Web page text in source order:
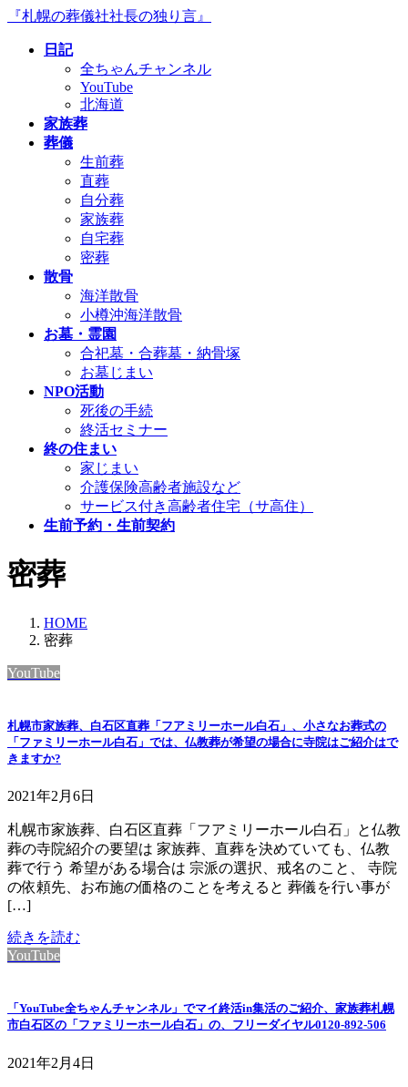
コ
ナ
『札幌の葬儀社社長の独り言』
日記
全ちゃんチャンネル
YouTube
北海道
家族葬
葬儀
生前葬
直葬
自分葬
家族葬
自宅葬
密葬
散骨
海洋散骨
小樽沖海洋散骨
お墓・霊園
合祀墓・合葬墓・納骨塚
お墓じまい
NPO活動
死後の手続
終活セミナー
終の住まい
家じまい
介護保険高齢者施設など
サービス付き高齢者住宅（サ高住）
生前予約・生前契約
密葬
HOME
密葬
YouTube
札幌市家族葬、白石区直葬「フアミリーホール白石」、小さなお葬式の
「ファミリーホール白石」では、仏教葬が希望の場合に寺院はご紹介はで
きますか?
2021年2月6日
札幌市家族葬、白石区直葬「フアミリーホール白石」と仏教
葬の寺院紹介の要望は 家族葬、直葬を決めていても、仏教
葬で行う 希望がある場合は 宗派の選択、戒名のこと、 寺院
の依頼先、お布施の価格のことを考えると 葬儀を行い事が
[…]
続きを読む
YouTube
「YouTube全ちゃんチャンネル」でマイ終活in集活のご紹介、家族葬札幌
市白石区の「ファミリーホール白石」の、フリーダイヤル0120-892-506
2021年2月4日